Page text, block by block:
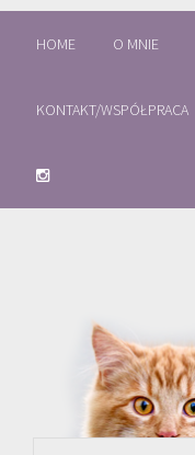
HOME O MNIE
KONTAKT/WSPÓŁPRACA